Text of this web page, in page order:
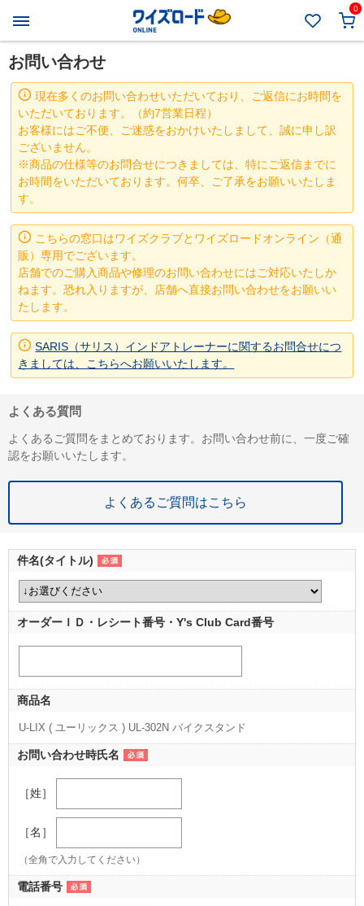
0
お問い合わせ
現在多くのお問い合わせいただいており、ご返信にお時間を
いただいております。（約7営業日程）
お客様にはご不便、ご迷惑をおかけいたしまして、誠に申し訳
ございません。
※商品の仕様等のお問合せにつきましては、特にご返信までに
お時間をいただいております。何卒、ご了承をお願いいたしま
す。
こちらの窓口はワイズクラブとワイズロードオンライン（通
販）専用でございます。
店舗でのご購入商品や修理のお問い合わせにはご対応いたしか
ねます。恐れ入りますが、店舗へ直接お問い合わせをお願いい
たします。
SARIS（サリス）インドアトレーナーに関するお問合せにつ
きましては、こちらへお願いいたします。
よくある質問
よくあるご質問をまとめております。お問い合わせ前に、一度ご確
認をお願いいたします。
よくあるご質問はこちら
件名(タイトル)
オーダーＩＤ・レシート番号・Y's Club Card番号
商品名
U-LIX ( ユーリックス ) UL-302N バイクスタンド
お問い合わせ時氏名
［姓］
［名］
（全角で入力してください）
電話番号